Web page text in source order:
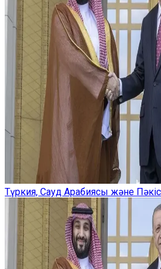
Түркия, Сауд Арабиясы және